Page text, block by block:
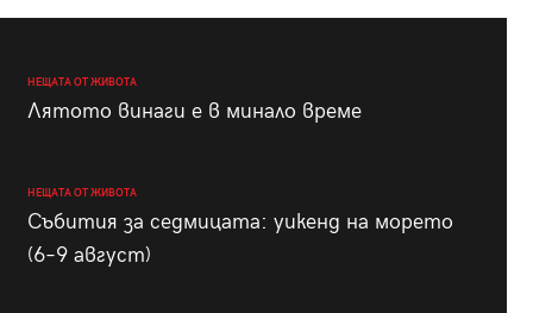
НЕЩАТА ОТ ЖИВОТА
Лятото винаги е в минало време
НЕЩАТА ОТ ЖИВОТА
Събития за седмицата: уикенд на морето
(6–9 август)